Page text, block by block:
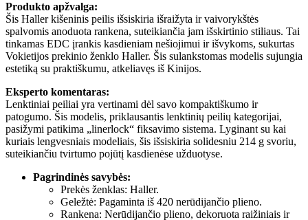
Produkto apžvalga:
Šis Haller kišeninis peilis išsiskiria išraižyta ir vaivorykštės
spalvomis anoduota rankena, suteikiančia jam išskirtinio stiliaus. Tai
tinkamas EDC įrankis kasdieniam nešiojimui ir išvykoms, sukurtas
Vokietijos prekinio ženklo Haller. Šis sulankstomas modelis sujungia
estetiką su praktiškumu, atkeliavęs iš Kinijos.
Eksperto komentaras:
Lenktiniai peiliai yra vertinami dėl savo kompaktiškumo ir
patogumo. Šis modelis, priklausantis lenktinių peilių kategorijai,
pasižymi patikima „linerlock“ fiksavimo sistema. Lyginant su kai
kuriais lengvesniais modeliais, šis išsiskiria solidesniu 214 g svoriu,
suteikiančiu tvirtumo pojūtį kasdienėse užduotyse.
Pagrindinės savybės:
Prekės ženklas: Haller.
Geležtė: Pagaminta iš 420 nerūdijančio plieno.
Rankena: Nerūdijančio plieno, dekoruota raižiniais ir